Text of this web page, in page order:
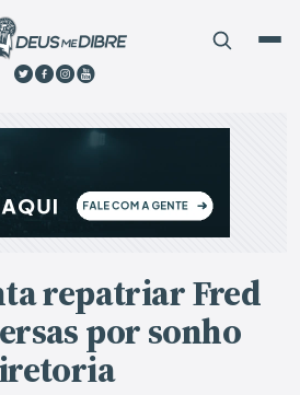
repatriar Fred
por sonho